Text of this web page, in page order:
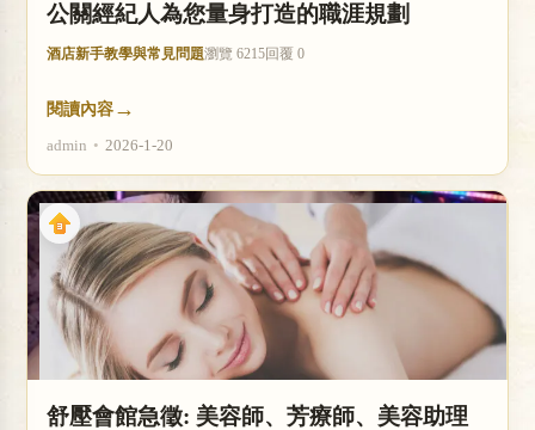
公關經紀人為您量身打造的職涯規劃
酒店新手教學與常見問題瀏覽 6215回覆 0
閱讀內容 →
admin • 2026-1-20
舒壓會館急徵: 美容師、芳療師、美容助理